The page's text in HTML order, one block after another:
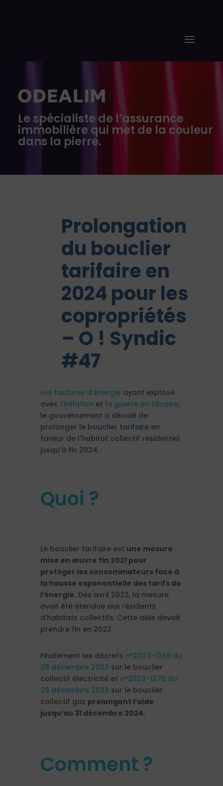
Le spécialiste de l’assurance
immobilière qui met de la couleur
dans la pierre.
Prolongation
du bouclier
tarifaire en
2024 pour les
copropriétés
– O ! Syndic
#47
Les factures d’énergieayant explosé
avec l’inflation et la guerre en Ukraine,
le gouvernement a décidé de
prolonger le bouclier tarifaireen
faveur de l’habitat collectif résidentiel
jusqu’à fin 2024.
Quoi ?
Le bouclier tarifaire est une mesure
mise en œuvre fin 2021 pour
protéger les consommateurs face à
la hausse exponentielle des tarifs de
l’énergie. Dès avril 2022, la mesure
avait été étendue aux résidents
d’habitats collectifs. Cette aide devait
prendre fin en 2023.
Finalement les décrets n°2023-1369 du
29 décembre 2023 sur le bouclier
collectif électricité et n°2023-1370 du
29 décembre 2023 sur le bouclier
collectif gaz prolongent l’aide
jusqu’au 31 décembre 2024.
Comment ?